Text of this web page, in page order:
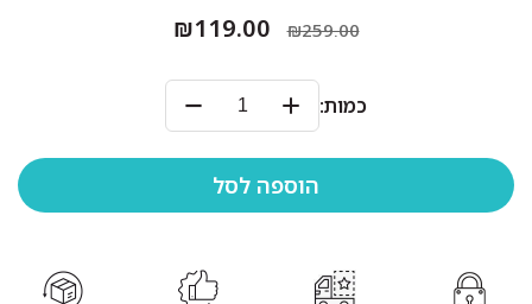
₪259.00
₪119.00
כמות: